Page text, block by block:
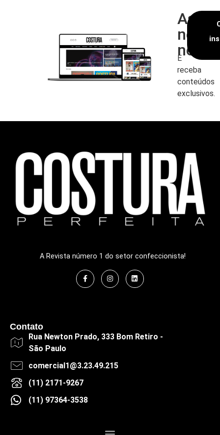
nossa
E
receba
conteúdos
exclusivos.
A Revista número 1 do setor confeccionista!
Contato
Rua Newton Prado, 333 Bom Retiro -
São Paulo
comercial1@3.23.49.215
(11) 2171-9267
(11) 97364-3538